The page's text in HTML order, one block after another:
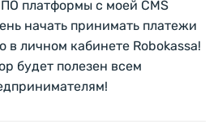
платформы с моей CMS
начать принимать платежи
в личном кабинете Robokassa!
будет полезен всем